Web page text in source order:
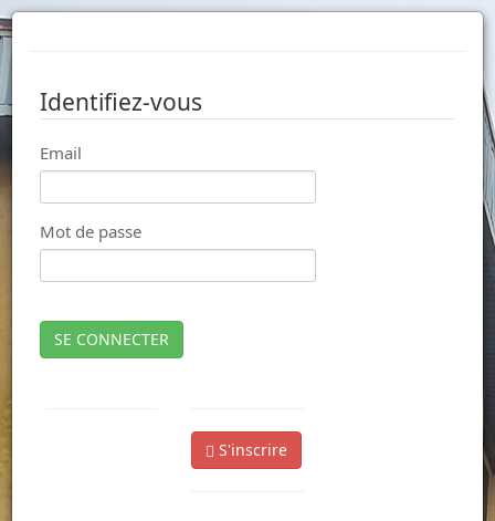
Identifiez-vous
Email
Mot de passe
SE CONNECTER
S'inscrire